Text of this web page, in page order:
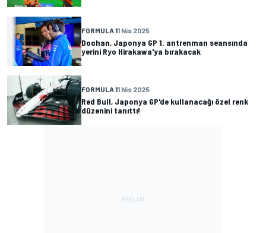
FORMULA 11 Nis 2025
Doohan, Japonya GP 1. antrenman seansında
yerini Ryo Hirakawa'ya bırakacak
FORMULA 11 Nis 2025
Red Bull, Japonya GP'de kullanacağı özel renk
düzenini tanıttı!